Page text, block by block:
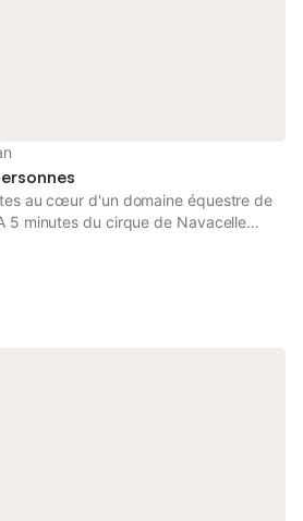
au cœur d'un domaine équestre de
5 minutes du cirque de Navacelle
Grand site de France) chacune de
est entièrement équipées pour 4
sont aménagés avec des terrasses en